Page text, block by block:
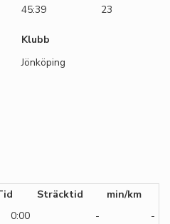
45:39
23
Klubb
Jönköping
Sträcktid
min/km
0:00 -
-